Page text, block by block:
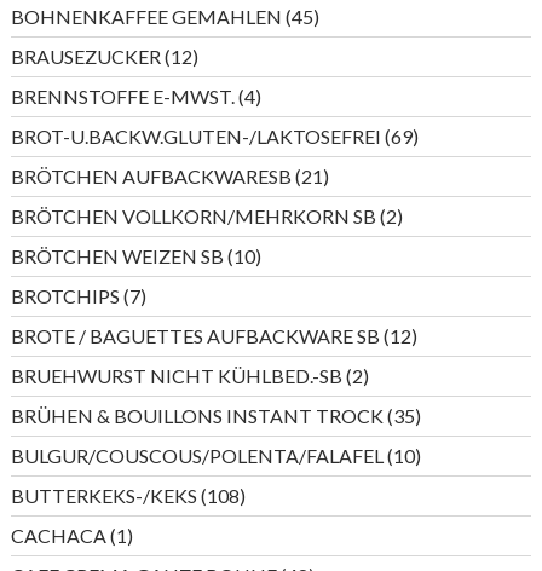
BOHNENKAFFEE GEMAHLEN 4545
Produkte
BRAUSEZUCKER 1212
Produkte
BRENNSTOFFE E-MWST. 44
Produkte
BROT-U.BACKW.GLUTEN-/LAKTOSEFREI 6969
Produkte
BRÖTCHEN AUFBACKWARESB 2121
Produkte
BRÖTCHEN VOLLKORN/MEHRKORN SB 22
Produkte
BRÖTCHEN WEIZEN SB 1010
Produkte
BROTCHIPS 77
Produkte
BROTE / BAGUETTES AUFBACKWARE SB 1212
Produkte
BRUEHWURST NICHT KÜHLBED.-SB 22
Produkte
BRÜHEN & BOUILLONS INSTANT TROCK 3535
Produkte
BULGUR/COUSCOUS/POLENTA/FALAFEL 1010
Produkte
BUTTERKEKS-/KEKS 108108
Produkte
CACHACA 11
Produkt